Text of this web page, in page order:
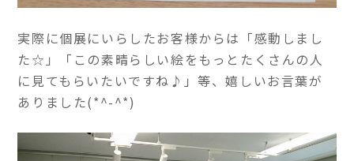
実際に個展にいらしたお客様からは「感動しまし
た☆」「この素晴らしい絵をもっとたくさんの人
に見てもらいたいですね♪」等、嬉しいお言葉が
ありました(*^-^*)